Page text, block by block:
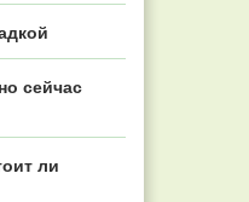
сейчас
ли